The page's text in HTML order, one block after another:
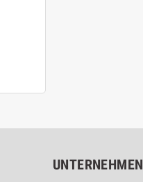
UNTERNEHMEN